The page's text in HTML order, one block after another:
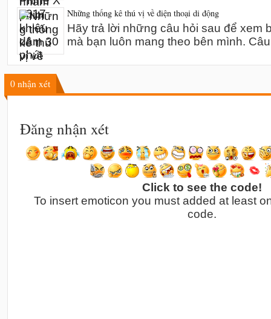
Những thống kê thú vị về điện thoại di động
Hãy trả lời những câu hỏi sau để xem
mà bạn luôn mang theo bên mình.
0 nhận xét
Đăng nhận xét
Click to see the code!
To insert emoticon you must added at least
code.